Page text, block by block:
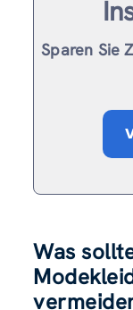
Sparen Sie
Was